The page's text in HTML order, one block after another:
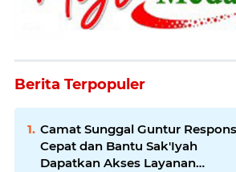
Berita Terpopuler
Camat Sunggal Guntur Respons
Cepat dan Bantu Sak'Iyah
Dapatkan Akses Layanan